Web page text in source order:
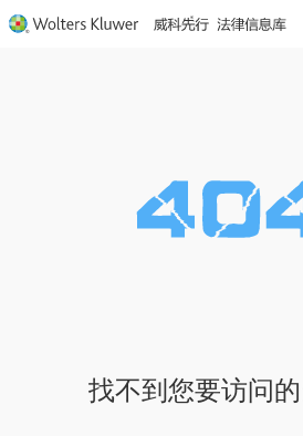
找不到您要访问